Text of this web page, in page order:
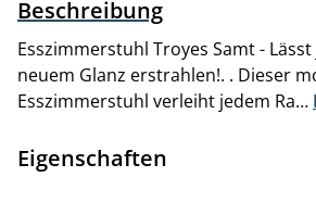
Beschreibung
Esszimmerstuhl Troyes Samt -
neuem Glanz erstrahlen!. . Dieser
Esszimmerstuhl verleiht jedem Ra…
Eigenschaften